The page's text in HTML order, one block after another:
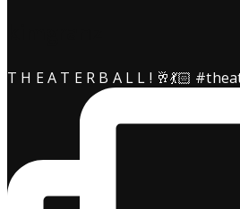
T H E A T E R B A L L ! 🥂💃🏻